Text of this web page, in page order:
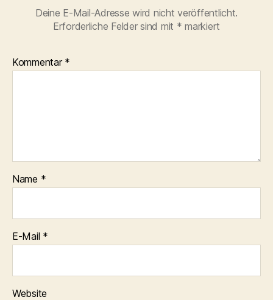
Deine E-Mail-Adresse wird nicht veröffentlicht.
Erforderliche Felder sind mit * markiert
Kommentar *
Name *
E-Mail *
Website